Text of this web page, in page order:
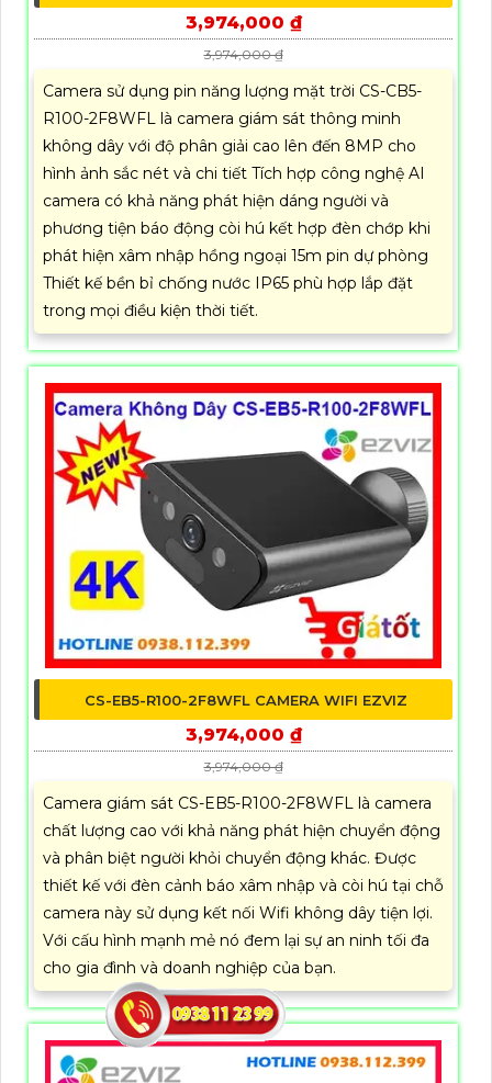
3,974,000 ₫
3,974,000 ₫
Camera sử dụng pin năng lượng mặt trời CS-CB5-
R100-2F8WFL là camera giám sát thông minh
không dây với độ phân giải cao lên đến 8MP cho
hình ảnh sắc nét và chi tiết Tích hợp công nghệ AI
camera có khả năng phát hiện dáng người và
phương tiện báo động còi hú kết hợp đèn chớp khi
phát hiện xâm nhập hồng ngoại 15m pin dự phòng
Thiết kế bền bỉ chống nước IP65 phù hợp lắp đặt
trong mọi điều kiện thời tiết.
CS-EB5-R100-2F8WFL CAMERA WIFI EZVIZ
3,974,000 ₫
3,974,000 ₫
Camera giám sát CS-EB5-R100-2F8WFL là camera
chất lượng cao với khả năng phát hiện chuyển động
và phân biệt người khỏi chuyển động khác. Được
thiết kế với đèn cảnh báo xâm nhập và còi hú tại chỗ
camera này sử dụng kết nối Wifi không dây tiện lợi.
Với cấu hình mạnh mẻ nó đem lại sự an ninh tối đa
cho gia đình và doanh nghiệp của bạn.